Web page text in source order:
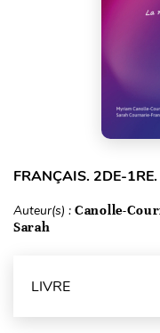
FRANÇAIS. 2DE-
Auteur(s) : Canolle-
Sarah
LIVRE